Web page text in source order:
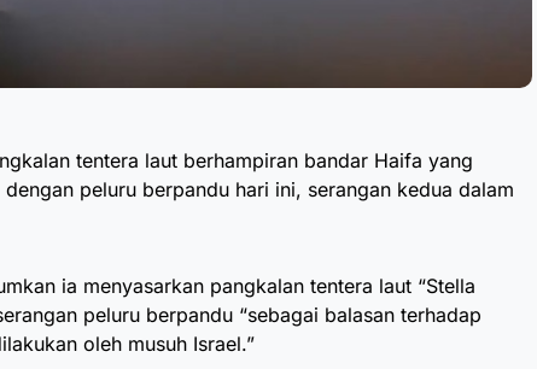
tentera laut berhampiran bandar Haifa yang
peluru berpandu hari ini, serangan kedua dalam
ia menyasarkan pangkalan tentera laut “Stella
peluru berpandu “sebagai balasan terhadap
oleh musuh Israel.”